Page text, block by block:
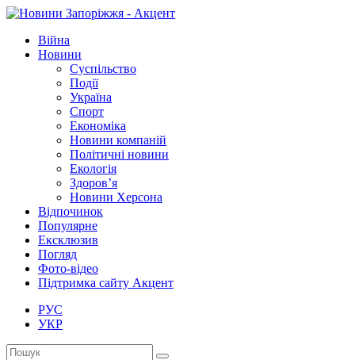
Війна
Новини
Суспільство
Події
Україна
Спорт
Економіка
Новини компаній
Політичні новини
Екологія
Здоров’я
Новини Херсона
Відпочинок
Популярне
Ексклюзив
Погляд
Фото-відео
Підтримка сайту Акцент
РУС
УКР